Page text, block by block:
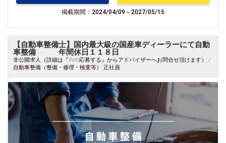
掲載期間：2024/04/09～2027/05/15
【自動車整備士】国内最大級の国産車ディーラーにて自動
車整備 年間休日１１８日
非公開求人（詳細は『Web応募する』からアドバイザーへお問合せ頂けます） /
自動車整備（整備・修理・検査等） 正社員